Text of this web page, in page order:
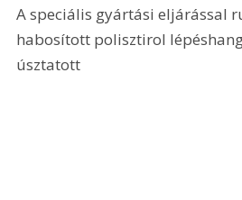
A speciális gyártási eljárással
habosított polisztirol
úsztatott